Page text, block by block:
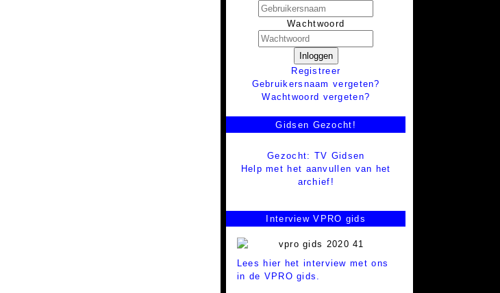
Wachtwoord
Inloggen
Registreer
Gebruikersnaam vergeten?
Wachtwoord vergeten?
Gidsen Gezocht!
Gezocht: TV Gidsen
Help met het aanvullen van het
archief!
Interview VPRO gids
Lees hier het interview met ons
in de VPRO gids.